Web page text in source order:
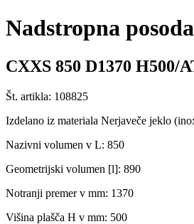
Nadstropna posoda
CXXS 850 D1370 H500/
Št. artikla: 108825
Izdelano iz materiala Nerjaveče jeklo
Nazivni volumen v L: 850
Geometrijski volumen [l]: 890
Notranji premer v mm: 1370
Višina plašča H v mm: 500